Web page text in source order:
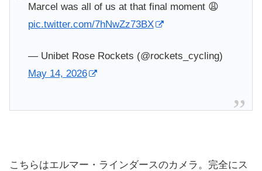
Marcel was all of us at that final moment 😩
pic.twitter.com/7hNwZz73BX
— Unibet Rose Rockets (@rockets_cycling)
May 14, 2026
こちらはエルマー・ラインダースのカメラ。完全にス